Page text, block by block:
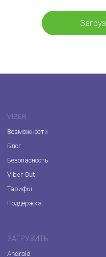
VIBER
Возможности
Блог
Безопасность
Viber Out
Тарифы
Поддержка
ЗАГРУЗИТЬ
Android